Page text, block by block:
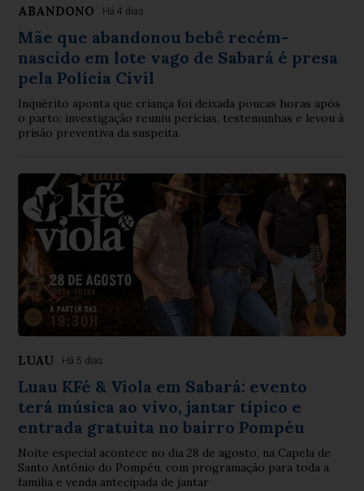
ABANDONO Há 4 dias
Mãe que abandonou bebê recém-
nascido em lote vago de Sabará é presa
pela Polícia Civil
Inquérito aponta que criança foi deixada poucas horas após
o parto; investigação reuniu perícias, testemunhas e levou à
prisão preventiva da suspeita.
LUAU Há 5 dias
Luau KFé & Viola em Sabará: evento
terá música ao vivo, jantar típico e
entrada gratuita no bairro Pompéu
Noite especial acontece no dia 28 de agosto, na Capela de
Santo Antônio do Pompéu, com programação para toda a
família e venda antecipada de jantar